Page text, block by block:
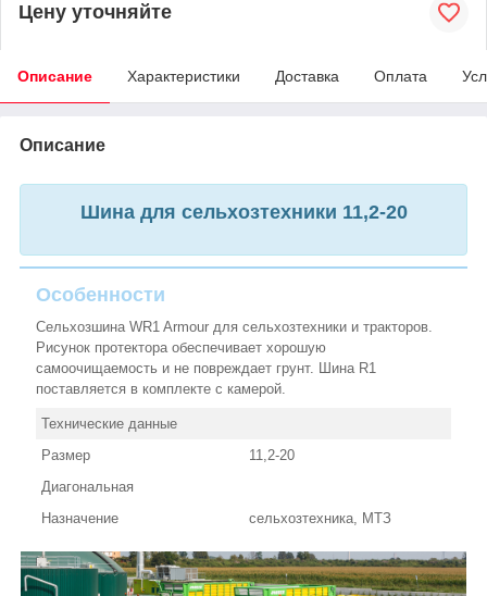
Цену уточняйте
Описание Характеристики Доставка Оплата
Описание
Шина для сельхозтехники 11,2-20
Особенности
Сельхозшина WR1 Armour для сельхозтехники и тракторов.
Рисунок протектора обеспечивает хорошую
самоочищаемость и не повреждает грунт. Шина R1
поставляется в комплекте с камерой.
Технические данные
Размер
11,2-20
Диагональная
Назначение
сельхозтехника, МТЗ